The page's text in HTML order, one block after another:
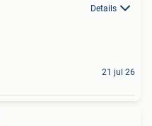
Details
21 jul 26